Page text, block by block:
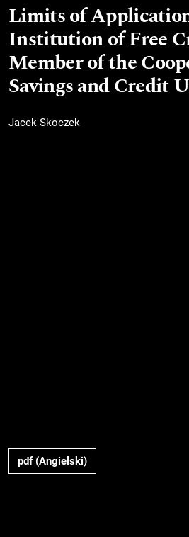
Limits of
Institution of Free
Member of the
Savings and Credit
Jacek Skoczek
pdf (Angielski)